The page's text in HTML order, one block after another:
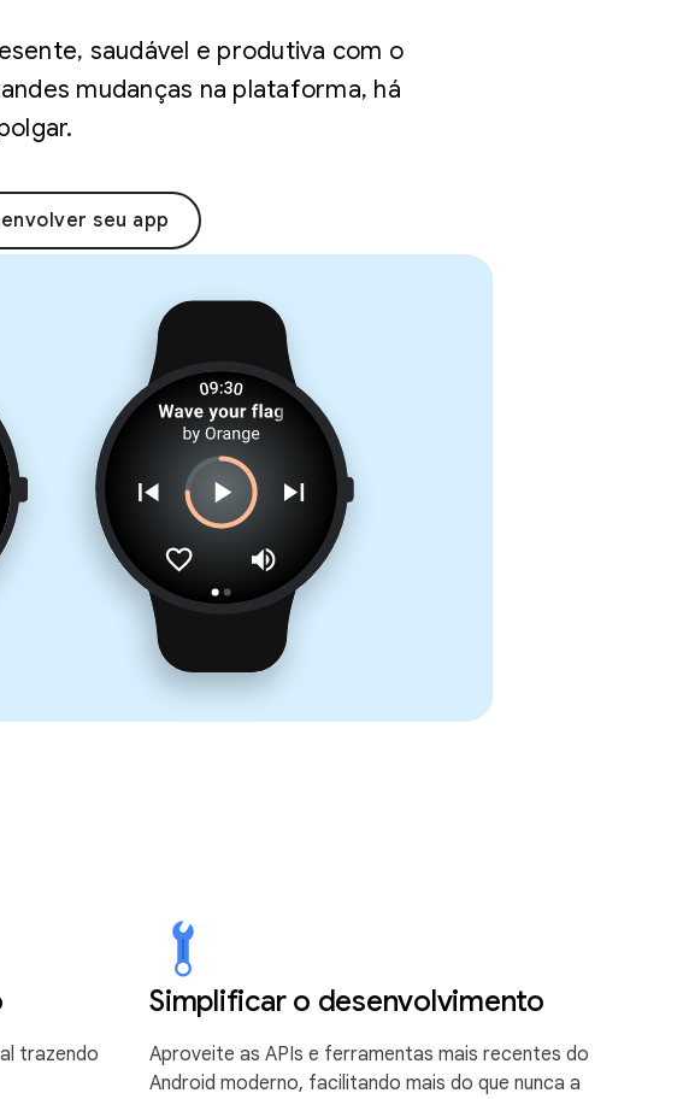
saudável e produtiva com o
mudanças na plataforma, há
seu app
trazendo
Simplificar o desenvolvimento
Aproveite as APIs e ferramentas mais recentes do
Android moderno, facilitando mais do que nunca a